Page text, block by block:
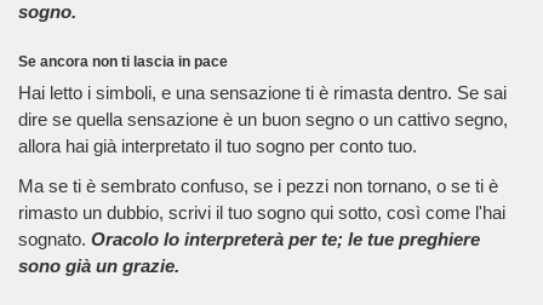
sogno.
Se ancora non ti lascia in pace
Hai letto i simboli, e una sensazione ti è rimasta dentro. Se sai
dire se quella sensazione è un buon segno o un cattivo segno,
allora hai già interpretato il tuo sogno per conto tuo.
Ma se ti è sembrato confuso, se i pezzi non tornano, o se ti è
rimasto un dubbio, scrivi il tuo sogno qui sotto, così come l'hai
sognato. Oracolo lo interpreterà per te; le tue preghiere
sono già un grazie.